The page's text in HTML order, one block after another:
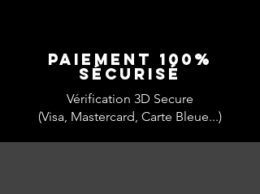
Paiement 100%
SÉCURISÉ
Vérification 3D Secure
(Visa, Mastercard, Carte Bleue...)